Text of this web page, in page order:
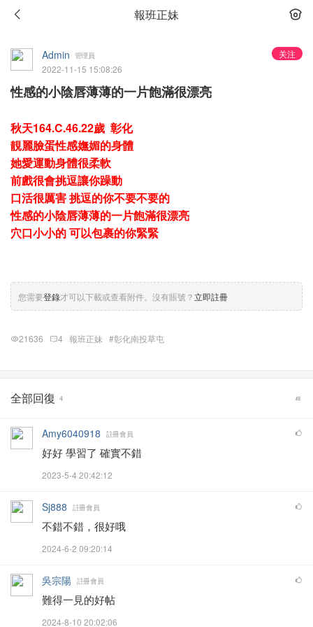
報班正妹
关注
Admin 管理員
2022-11-15 15:08:26
性感的小陰唇薄薄的一片飽滿很漂亮
秋天164.C.46.22歲 彰化
靚麗臉蛋性感嫵媚的身體
她愛運動身體很柔軟
前戲很會挑逗讓你躁動
口活很厲害 挑逗的你不要不要的
性感的小陰唇薄薄的一片飽滿很漂亮
穴口小小的 可以包裹的你緊緊
您需要登錄才可以下載或查看附件。沒有賬號？立即註冊
21636 4 報班正妹 #彰化南投草屯
全部回復 4
Amy6040918 註冊會員
好好 學習了 確實不錯
2023-5-4 20:42:12
Sj888 註冊會員
不錯不錯，很好哦
2024-6-2 09:20:14
吳宗陽 註冊會員
難得一見的好帖
2024-8-10 20:02:06